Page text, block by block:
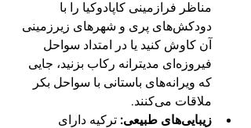
مناظر فرازمینی کاپادوکیا را با
دودکش‌های پری و شهرهای زیرزمینی
آن کاوش کنید یا در امتداد سواحل
فیروزه‌ای مدیترانه رکاب بزنید، جایی
که ویرانه‌های باستانی با سواحل بکر
ملاقات می‌کنند.
زیبایی‌های طبیعی:
ترکیه دارای